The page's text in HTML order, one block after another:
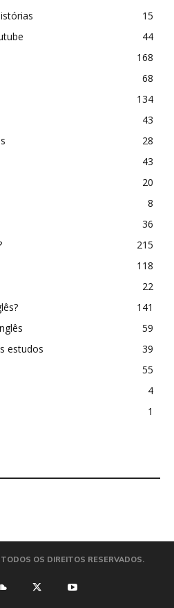
15
44
168
68
134
43
28
43
20
8
36
215
118
22
141
59
estudos
39
55
4
1
OS DIREITOS RESERVADOS.